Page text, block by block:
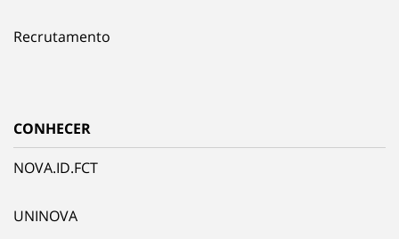
Recrutamento
CONHECER
NOVA.ID.FCT
UNINOVA